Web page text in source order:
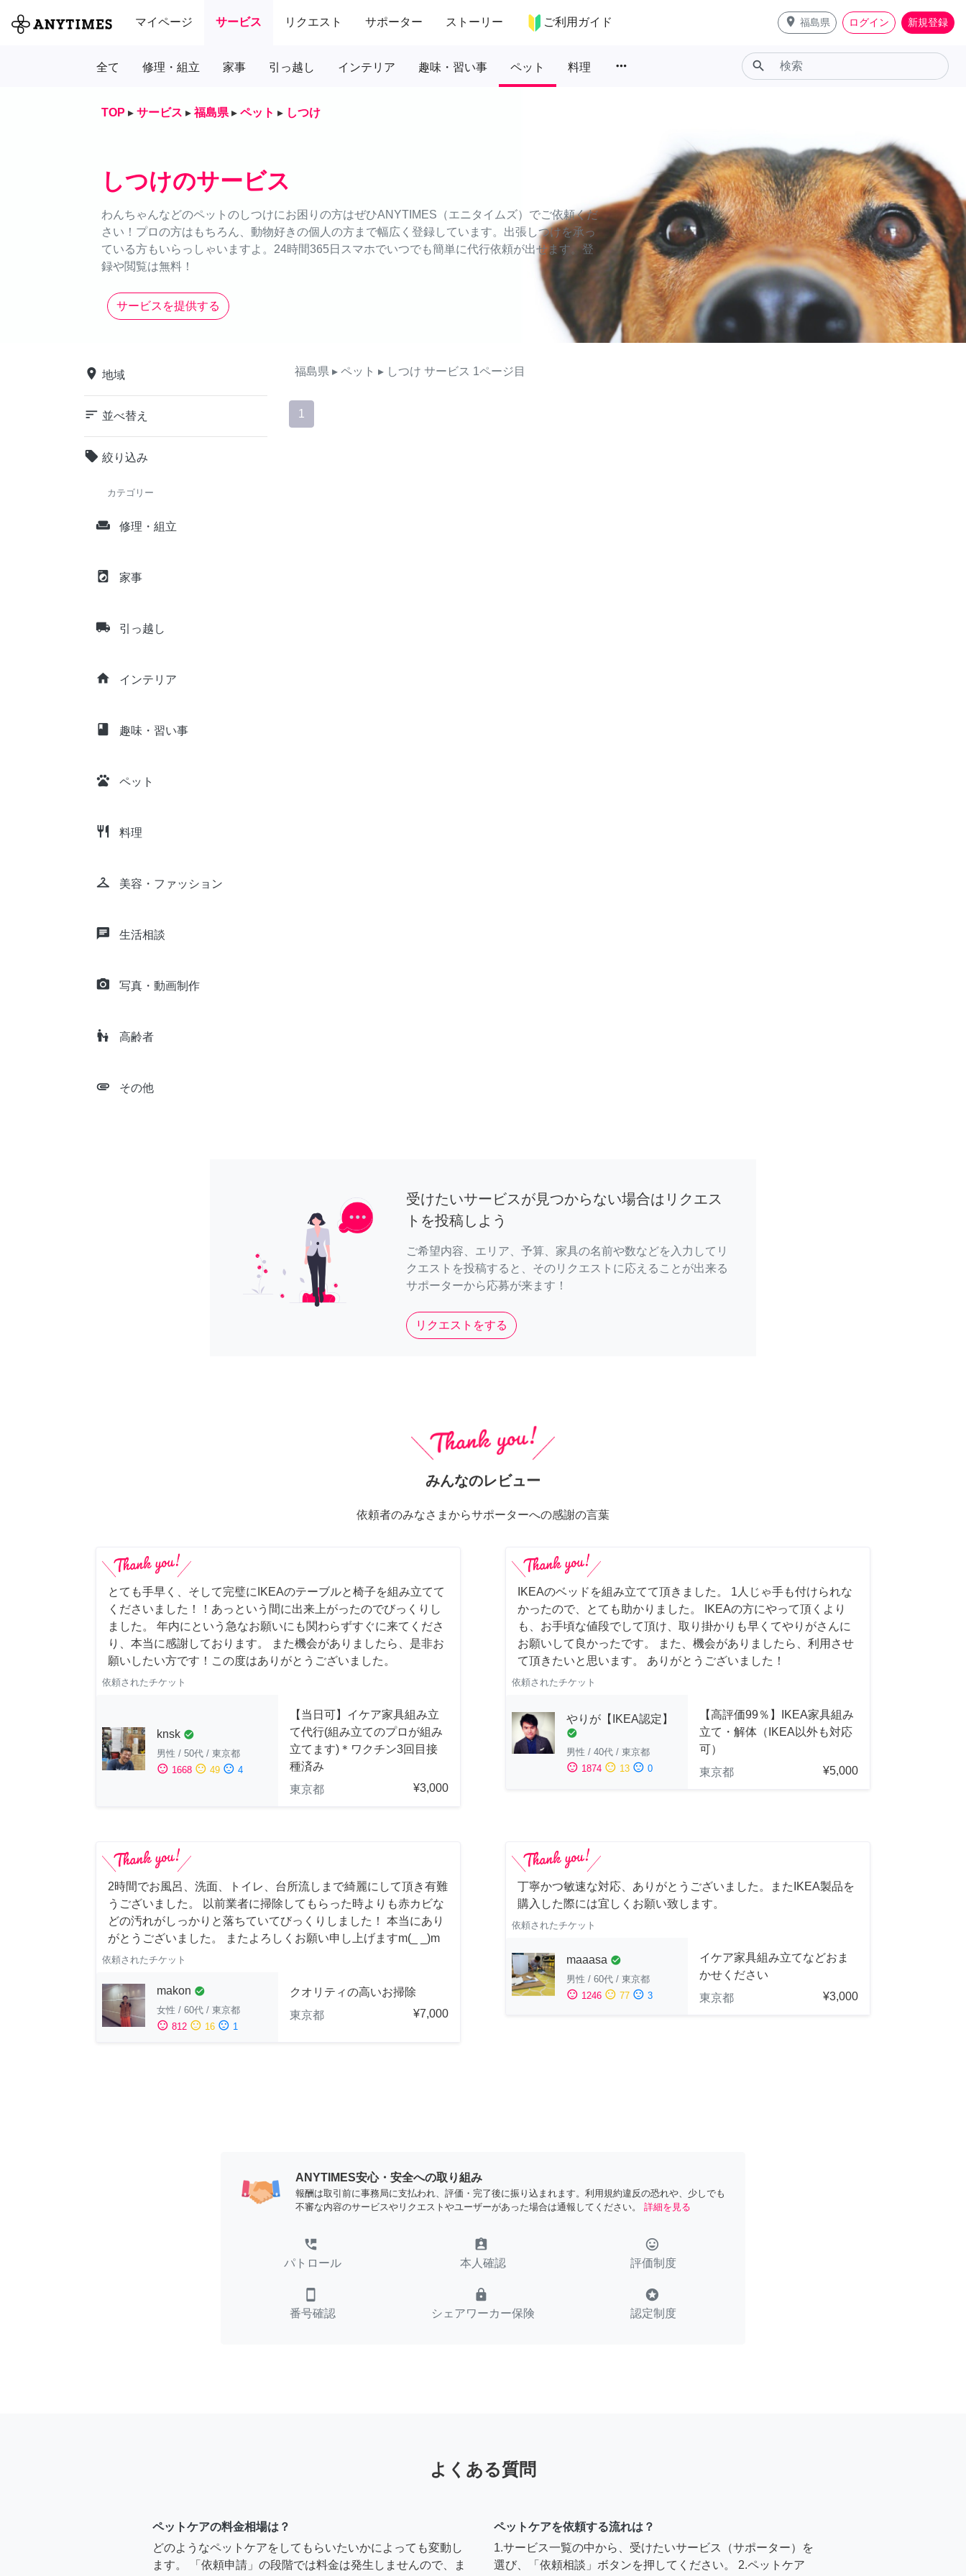
マイページ サービス リクエスト サポーター ストーリー ご利用ガイド place 福島県 ログイン 新規登録
全て 修理・組立 家事 引っ越し インテリア 趣味・習い事 ペット 料理 more_horiz search
TOP ▸ サービス ▸ 福島県 ▸ ペット ▸ しつけ
しつけのサービス
わんちゃんなどのペットのしつけにお困りの方はぜひANYTIMES（エニタイムズ）でご依頼くだ
さい！プロの方はもちろん、動物好きの個人の方まで幅広く登録しています。出張しつけを承っ
ている方もいらっしゃいますよ。24時間365日スマホでいつでも簡単に代行依頼が出せます。登
録や閲覧は無料！
サービスを提供する
place 地域
sort 並べ替え
local_offer 絞り込み
カテゴリー
weekend 修理・組立
local_laundry_service 家事
local_shipping 引っ越し
home インテリア
class 趣味・習い事
pets ペット
restaurant 料理
checkroom 美容・ファッション
chat 生活相談
camera_alt 写真・動画制作
escalator_warning 高齢者
attachment その他
福島県 ▸ ペット ▸ しつけ サービス 1ページ目
1
受けたいサービスが見つからない場合はリクエス
トを投稿しよう
ご希望内容、エリア、予算、家具の名前や数などを入力してリ
クエストを投稿すると、そのリクエストに応えることが出来る
サポーターから応募が来ます！
リクエストをする
みんなのレビュー
依頼者のみなさまからサポーターへの感謝の言葉
とても手早く、そして完璧にIKEAのテーブルと椅子を組み立てて
くださいました！！あっという間に出来上がったのでびっくりし
ました。 年内にという急なお願いにも関わらずすぐに来てくださ
り、本当に感謝しております。 また機会がありましたら、是非お
願いしたい方です！この度はありがとうございました。
依頼されたチケット
knsk check_circle
男性 / 50代 / 東京都
sentiment_satisfied 1668 sentiment_neutral 49 sentiment_dissatisfied 4
【当日可】イケア家具組み立
て代行(組み立てのプロが組み
立てます)＊ワクチン3回目接
種済み
東京都
¥3,000
IKEAのベッドを組み立てて頂きました。 1人じゃ手も付けられな
かったので、とても助かりました。 IKEAの方にやって頂くより
も、お手頃な値段でして頂け、取り掛かりも早くてやりがさんに
お願いして良かったです。 また、機会がありましたら、利用させ
て頂きたいと思います。 ありがとうございました！
依頼されたチケット
やりが【IKEA認定】
check_circle
男性 / 40代 / 東京都
sentiment_satisfied 1874 sentiment_neutral 13 sentiment_dissatisfied 0
【高評価99％】IKEA家具組み
立て・解体（IKEA以外も対応
可）
東京都
¥5,000
2時間でお風呂、洗面、トイレ、台所流しまで綺麗にして頂き有難
うございました。 以前業者に掃除してもらった時よりも赤カビな
どの汚れがしっかりと落ちていてびっくりしました！ 本当にあり
がとうございました。 またよろしくお願い申し上げますm(_ _)m
依頼されたチケット
makon check_circle
女性 / 60代 / 東京都
sentiment_satisfied 812 sentiment_neutral 16 sentiment_dissatisfied 1
クオリティの高いお掃除
東京都
¥7,000
丁寧かつ敏速な対応、ありがとうございました。またIKEA製品を
購入した際には宜しくお願い致します。
依頼されたチケット
maaasa check_circle
男性 / 60代 / 東京都
sentiment_satisfied 1246 sentiment_neutral 77 sentiment_dissatisfied 3
イケア家具組み立てなどおま
かせください
東京都
¥3,000
ANYTIMES安心・安全への取り組み
報酬は取引前に事務局に支払われ、評価・完了後に振り込まれます。利用規約違反の恐れや、少しでも
不審な内容のサービスやリクエストやユーザーがあった場合は通報してください。
詳細を見る
perm_phone_msg
パトロール
assignment_ind
本人確認
tag_faces
評価制度
smartphone
番号確認
lock
シェアワーカー保険
stars
認定制度
よくある質問
ペットケアの料金相場は？
どのようなペットケアをしてもらいたいかによっても変動し
ます。 「依頼申請」の段階では料金は発生しませんので、ま
ペットケアを依頼する流れは？
1.サービス一覧の中から、受けたいサービス（サポーター）を
選び、「依頼相談」ボタンを押してください。 2.ペットケア